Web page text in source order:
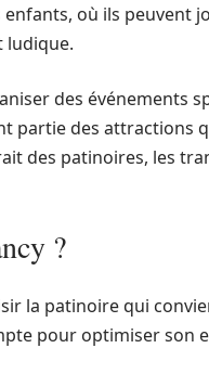
où ils peuvent
ludique.
des événements
partie des attractions
des patinoires, les
?
la patinoire qui
pour optimiser son